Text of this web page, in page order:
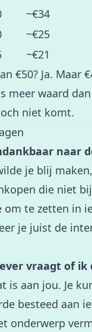
~€34
~€25
~€21
€50? Ja. Maar
meer waard
niet komt.
naar
je blij
die niet
om te zetten in
je juist de
vraagt of
is aan jou. Je
besteed aan
onderwerp